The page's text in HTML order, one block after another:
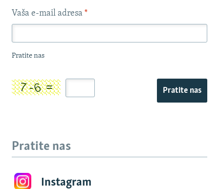
Vaša e-mail adresa *
Pratite nas
Pratite nas
Pratite nas
Instagram